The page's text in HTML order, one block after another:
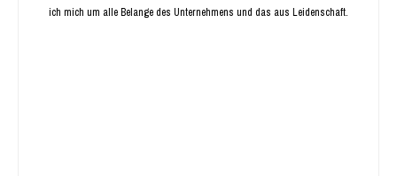
ich mich um alle Belange des Unternehmens und das aus Leidenschaft.